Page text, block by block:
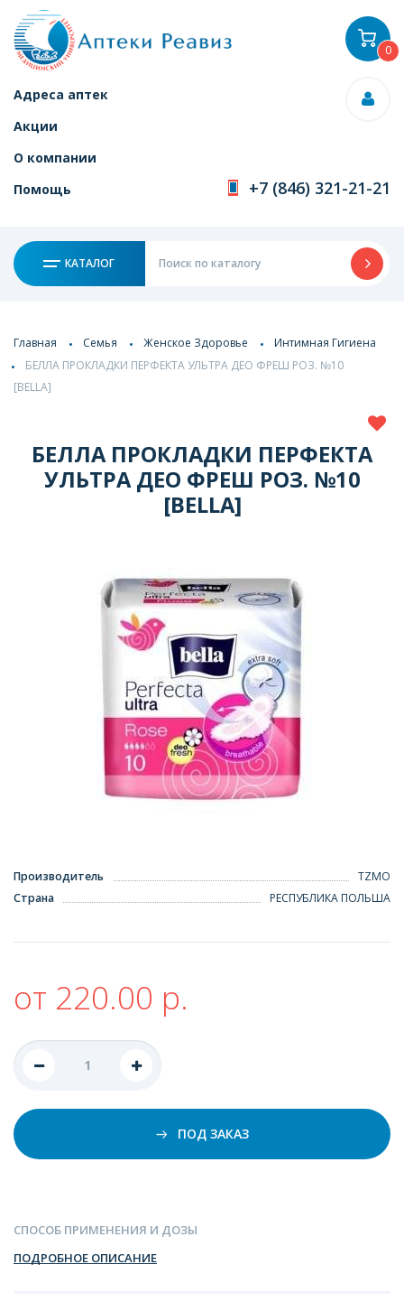
Адреса аптек
Акции
О компании
Помощь
+7 (846) 321-21-21
КАТАЛОГ
0
Главная Семья Женское Здоровье
Интимная Гигиена
БЕЛЛА ПРОКЛАДКИ ПЕРФЕКТА УЛЬТРА ДЕО ФРЕШ РОЗ. №10
[BELLA]
БЕЛЛА ПРОКЛАДКИ ПЕРФЕКТА
УЛЬТРА ДЕО ФРЕШ РОЗ. №10
[BELLA]
Производитель
TZMO
Страна
РЕСПУБЛИКА ПОЛЬША
от 220.00 р.
ПОД ЗАКАЗ
СПОСОБ ПРИМЕНЕНИЯ И ДОЗЫ
ПОДРОБНОЕ ОПИСАНИЕ